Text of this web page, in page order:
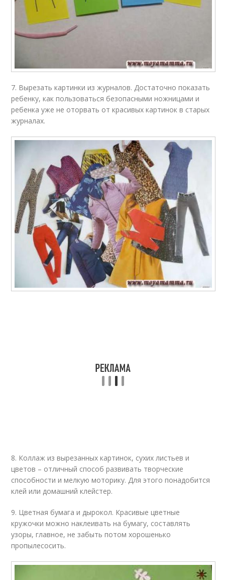
7. Вырезать картинки из журналов. Достаточно показать
ребенку, как пользоваться безопасными ножницами и
ребенка уже не оторвать от красивых картинок в старых
журналах.
8. Коллаж из вырезанных картинок, сухих листьев и
цветов – отличный способ развивать творческие
способности и мелкую моторику. Для этого понадобится
клей или домашний клейстер.
9. Цветная бумага и дырокол. Красивые цветные
кружочки можно наклеивать на бумагу, составлять
узоры, главное, не забыть потом хорошенько
пропылесосить.